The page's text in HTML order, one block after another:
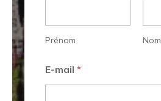
Prénom Nom
E-mail*